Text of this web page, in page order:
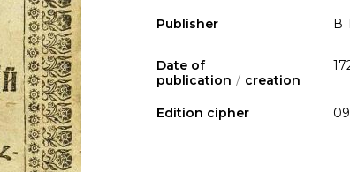
Publisher В
Date of
publication / creation
Edition cipher